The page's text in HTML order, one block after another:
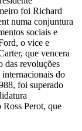
foi Richard
numa conjuntura
sociais e
o vice e
que vencera
das revoluções
internacionais do
foi superado
Perot, que